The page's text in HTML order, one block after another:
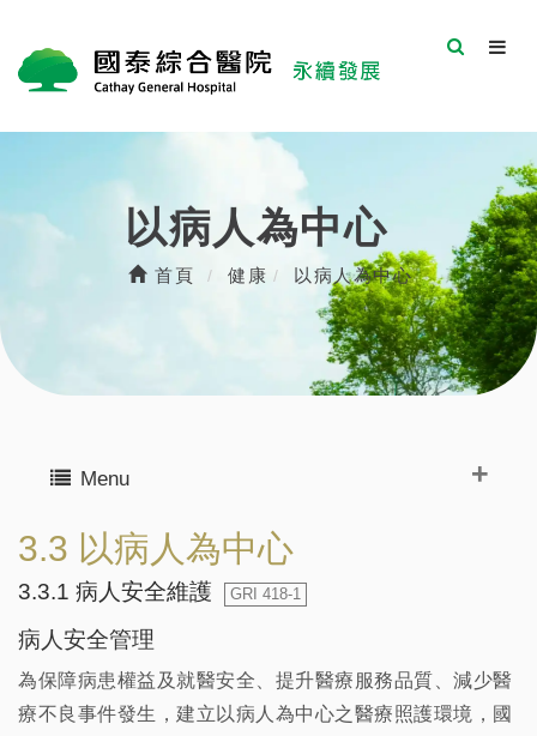
以病人為中心
首頁 健康 以病人為中心
Menu
3.3 以病人為中心
3.3.1 病人安全維護 GRI 418-1
病人安全管理
為保障病患權益及就醫安全、提升醫療服務品質、減少醫
療不良事件發生，建立以病人為中心之醫療照護環境，國